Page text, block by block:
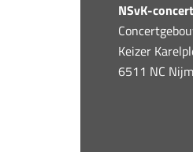
NSvK-
Keizer
6511 NC